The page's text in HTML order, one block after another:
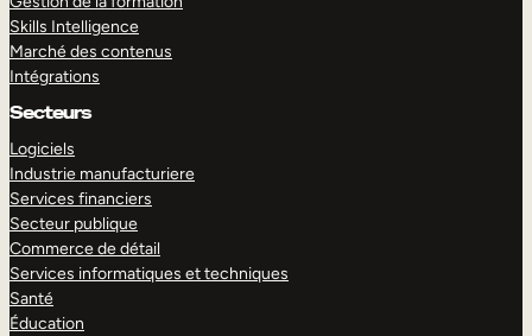
Skills Intelligence
Marché des contenus
Intégrations
Secteurs
Logiciels
Industrie manufacturiere
Services financiers
Secteur publique
Commerce de détail
Services informatiques et techniques
Santé
Éducation